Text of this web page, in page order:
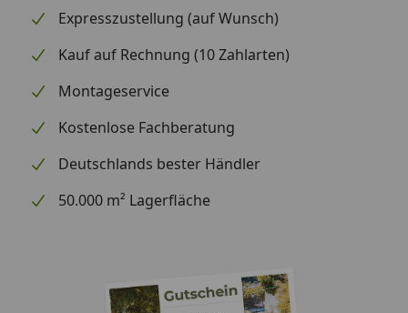
Expresszustellung (auf Wunsch)
Kauf auf Rechnung (10 Zahlarten)
Montageservice
Kostenlose Fachberatung
Deutschlands bester Händler
50.000 m² Lagerfläche